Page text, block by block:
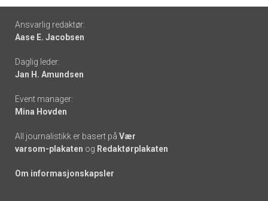
Footer
-
links
Ansvarlig redaktør:
Aase E. Jacobsen
Daglig leder:
Jan H. Amundsen
Event manager:
Mina Hovden
All journalistikk er basert på Vær
varsom-plakaten og Redaktørplakaten
Om informasjonskapsler